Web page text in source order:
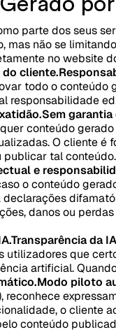
parte dos seus
mas não se
no website
cliente.
todo o conteúdo
responsabilidade
Sem
conteúdo
O cliente
publicar tal conteúdo.
e
o conteúdo
danos ou
Transparência da
utilizadores que
artificial.
Modo piloto
reconhece
o cliente
conteúdo